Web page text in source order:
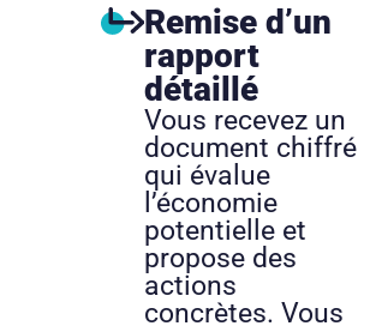
Remise d’un
rapport
détaillé
Vous recevez un
document chiffré
qui évalue
l’économie
potentielle et
propose des
actions
concrètes. Vous